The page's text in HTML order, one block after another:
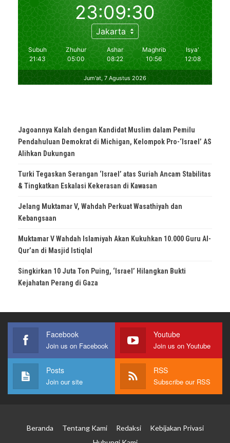
Jagoannya Kalah dengan Kandidat Muslim dalam Pemilu
Pendahuluan Demokrat di Michigan, Kelompok Pro-‘Israel’ AS
Alihkan Dukungan
Turki Tegaskan Serangan ‘Israel’ atas Suriah Ancam Stabilitas
& Tingkatkan Eskalasi Kekerasan di Kawasan
Jelang Muktamar V, Wahdah Perkuat Wasathiyah dan
Kebangsaan
Muktamar V Wahdah Islamiyah Akan Kukuhkan 10.000 Guru Al-
Qur’an di Masjid Istiqlal
Singkirkan 10 Juta Ton Puing, ‘Israel’ Hilangkan Bukti
Kejahatan Perang di Gaza
Facebook
Join us on Facebook
Youtube
Join us on Youtube
Posts
Join our site
RSS
Subscribe our RSS
Beranda Tentang Kami Redaksi
Kebijakan Privasi